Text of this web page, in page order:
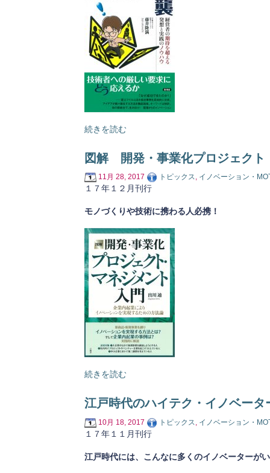
続きを読む
図解 開発・事業化プロジェクト
11月 28, 2017 トピックス, イノベーション・
１７年１２月刊行
モノづくりや技術に携わる人必携！
続きを読む
江戸時代のハイテク・イノベータ
10月 18, 2017 トピックス イノベーション・
１７年１１月刊行
江戸時代には、こんなに多くのイノベーターが